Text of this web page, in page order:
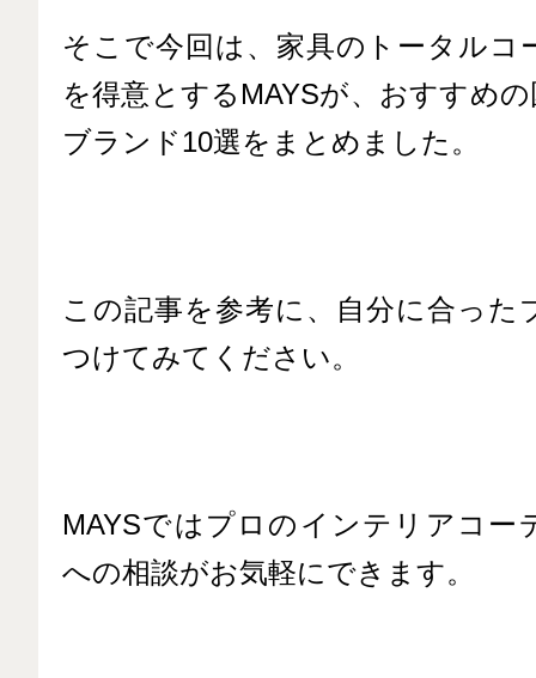
そこで今回は、家具のトータルコ
を得意とするMAYSが、おすすめ
ブランド10選をまとめました。
この記事を参考に、自分に合った
つけてみてください。
MAYSではプロのインテリアコー
への相談がお気軽にできます。